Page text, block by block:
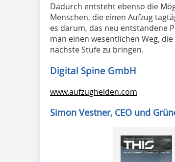
Dadurch entsteht ebenso die
Menschen, die einen Aufzug
es darum, das neu entstandene
man einen wesentlichen Weg,
nächste Stufe zu bringen.
Digital Spine GmbH
www.aufzughelden.com
Simon Vestner, CEO und